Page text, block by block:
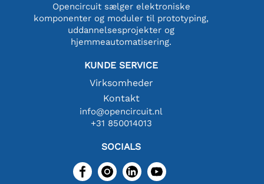
Opencircuit sælger elektroniske
komponenter og moduler til prototyping,
uddannelsesprojekter og
hjemmeautomatisering.
KUNDE SERVICE
Virksomheder
Kontakt
info@opencircuit.nl
+31 850014013
SOCIALS